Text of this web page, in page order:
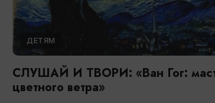
ДЕТЯМ
СЛУШАЙ И ТВОРИ: «Ван Гог:
цветного ветра»